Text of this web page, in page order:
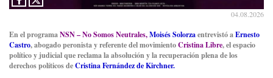
04.08.2026
En el programaNSN – No Somos Neutrales,Moisés Solorzaentrevistó aErnesto
Castro, abogado peronista y referente del movimientoCristina Libre, el espacio
político y judicial que reclama la absolución y la recuperación plena de los
derechos políticos deCristina Fernández de Kirchner.